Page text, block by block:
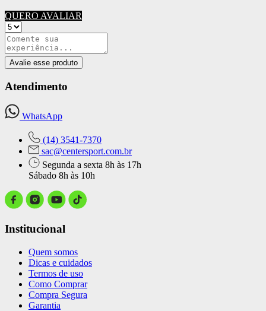
QUERO AVALIAR
Avalie esse produto
Atendimento
WhatsApp
(14) 3541-7370
sac@centersport.com.br
Segunda a sexta 8h às 17h
Sábado 8h às 10h
Institucional
Quem somos
Dicas e cuidados
Termos de uso
Como Comprar
Compra Segura
Garantia